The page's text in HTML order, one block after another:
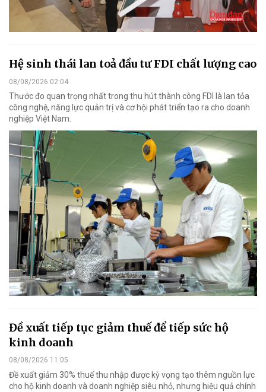
Hệ sinh thái lan toả đầu tư FDI chất lượng cao
08/08/2026 02:04
Thước đo quan trọng nhất trong thu hút thành công FDI là lan tỏa
công nghệ, năng lực quản trị và cơ hội phát triển tạo ra cho doanh
nghiệp Việt Nam.
Đề xuất tiếp tục giảm thuế để tiếp sức hộ
kinh doanh
08/08/2026 11:05
Đề xuất giảm 30% thuế thu nhập được kỳ vọng tạo thêm nguồn lực
cho hộ kinh doanh và doanh nghiệp siêu nhỏ, nhưng hiệu quả chính